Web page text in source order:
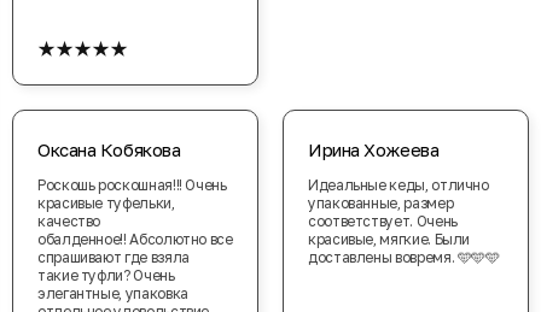
★★★★★
Оксана Кобякова
Роскошь роскошная!!! Очень
красивые туфельки,
качество
обалденное!! Абсолютно все
спрашивают где взяла
такие туфли? Очень
элегантные, упаковка
Ирина Хожеева
Идеальные кеды, отлично
упакованные, размер
соответствует. Очень
красивые, мягкие. Были
доставлены вовремя. 🩵🩵🩵